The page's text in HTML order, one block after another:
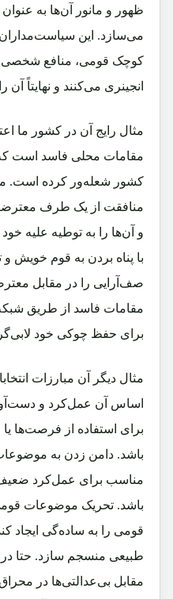
ظهور و مانور آن‌ها به
می‌سازد. این
کوچک قومی، منافع شخصی و
انجینری می‌کنند و نهایتاً
مثال رایج آن در کشور ما
مقامات محلی فاسد است که
کشور شعله‌ور کرده است.
منافقت از یک طرف
و آن‌ها را به توطیه علیه
با پناه بردن به قوم خویش
صف‌آرایی را در مقابل
مقامات فاسد از طریق
برای حفظ چوکی خود
مثال دیگر آن مبارزات
اساس آن عمل‌کرد و
برای استفاده از فرصت‌ها
باشد. دامن ‌زدن به
مناسب برای عمل‌کرد ضعیف
باشد. تحریک موضوعات
قومی را به ساده‌گی ایجاد
طبیعی منسجم سازد. حتا
مقابل بی‌عدالتی‌ها در